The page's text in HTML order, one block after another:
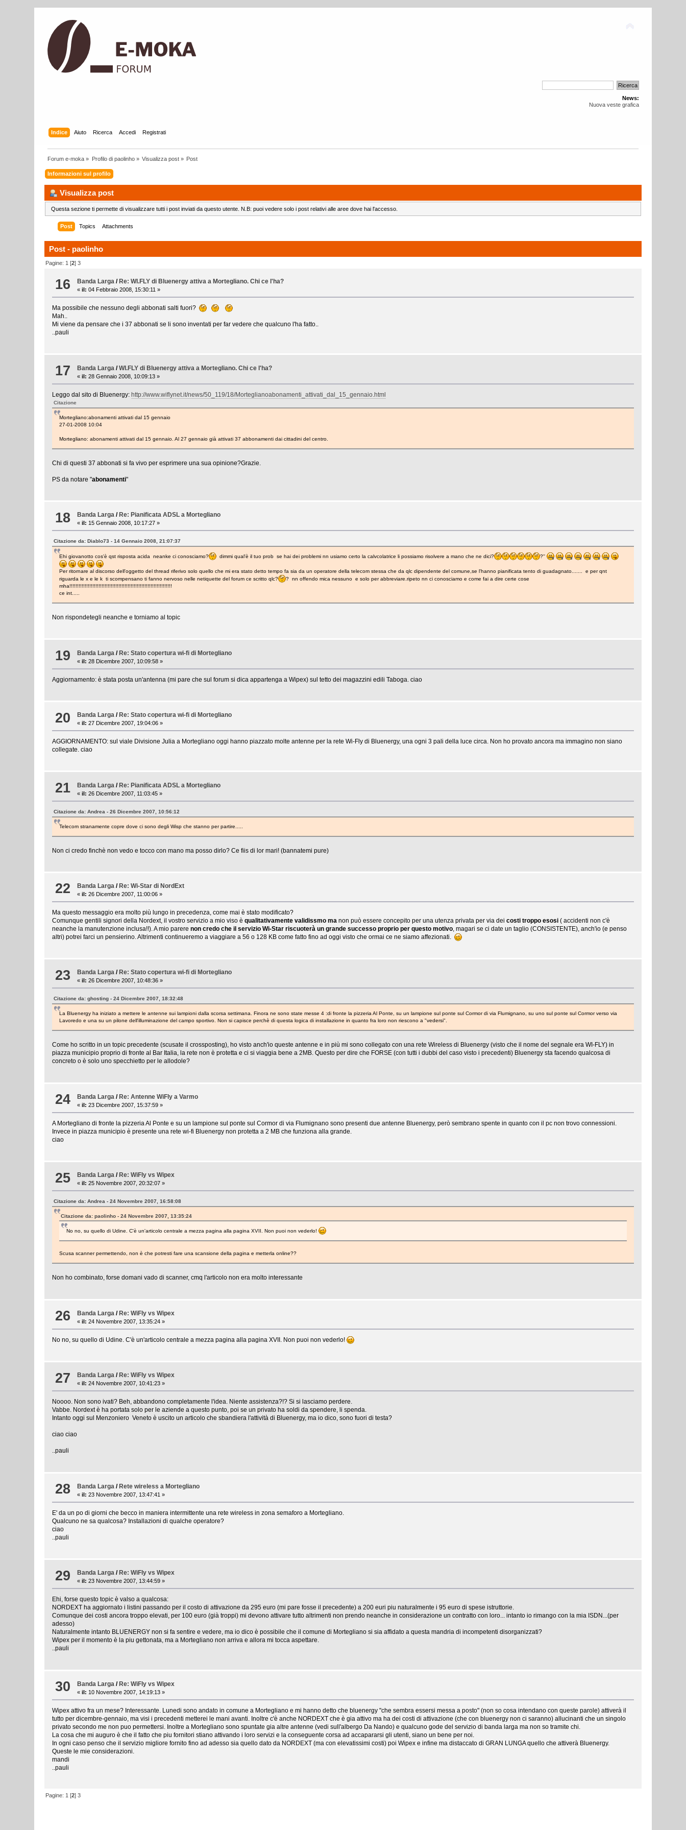
News:
Nuova veste grafica
Indice Aiuto Ricerca Accedi Registrati
Forum e-moka » Profilo di paolinho» Visualizza post » Post
Informazioni sul profilo
Visualizza post
Questa sezione ti permette di visualizzare tutti i post inviati da questo utente. N.B: puoi vedere solo i post relativi alle aree dove hai l'accesso.
Post Topics Attachments
Post - paolinho
Pagine: 1 [2]3
16 Banda Larga / Re: WI.FLY di Bluenergy attiva a Mortegliano. Chi ce l'ha?
«il: 04 Febbraio 2008, 15:30:11 »
Ma possibile che nessuno degli abbonati salti fuori?
Mah..
Mi viene da pensare che i 37 abbonati se li sono inventati per far vedere che qualcuno l'ha fatto..
..pauli
17 Banda Larga /WI.FLY di Bluenergy attiva a Mortegliano. Chi ce l'ha?
«il: 28 Gennaio 2008, 10:09:13 »
Leggo dal sito di Bluenergy:http://www.wiflynet.it/news/50_119/18/Morteglianoabonamenti_attivati_dal_15_gennaio.html
Citazione
Mortegliano:abonamenti attivati dal 15 gennaio
27-01-2008 10:04
Mortegliano: abonamenti attivati dal 15 gennaio. Al 27 gennaio già attivati 37 abbonamenti dai cittadini del centro.
Chi di questi 37 abbonati si fa vivo per esprimere una sua opinione?Grazie.
PS da notare "abonamenti"
18 Banda Larga / Re: Pianificata ADSL a Mortegliano
«il: 15 Gennaio 2008, 10:17:27 »
Citazione da: Diablo73 - 14 Gennaio 2008, 21:07:37
Ehi giovanotto cos'è qst risposta acida neanke ci conosciamo? dimmi qual'è il tuo prob se hai dei problemi nn usiamo certo la calvcolatrice li possiamo risolvere a mano che ne dici? ?''
Per ritornare al discorso dell'oggetto del thread riferivo solo quello che mi era stato detto tempo fa sia da un operatore della telecom stessa che da qlc dipendente del comune,se l'hanno pianificata tento di guadagnato....... e per qnt
riguarda le x e le k ti scompensano ti fanno nervoso nelle netiquette del forum ce scritto qlc?
? nn offendo mica nessuno e solo per abbreviare.ripeto nn ci conosciamo e come fai a dire certe cose
mha!!!!!!!!!!!!!!!!!!!!!!!!!!!!!!!!!!!!!!!!!!!!!!!!!!!!!!!!!!!!!!!!!!!
ce int.....
Non rispondetegli neanche e torniamo al topic
19 Banda Larga /Re: Stato copertura wi-fi di Mortegliano
«il: 28 Dicembre 2007, 10:09:58 »
Aggiornamento: è stata posta un'antenna (mi pare che sul forum si dica appartenga a Wipex) sul tetto dei magazzini edili Taboga. ciao
20 Banda Larga / Re: Stato copertura wi-fi di Mortegliano
«il: 27 Dicembre 2007, 19:04:06 »
AGGIORNAMENTO: sul viale Divisione Julia a Mortegliano oggi hanno piazzato molte antenne per la rete Wi-Fly di Bluenergy, una ogni 3 pali della luce circa. Non ho provato ancora ma immagino non siano
collegate. ciao
21 Banda Larga /Re: Pianificata ADSL a Mortegliano
«il: 26 Dicembre 2007, 11:03:45 »
Citazione da: Andrea - 26 Dicembre 2007, 10:56:12
Telecom stranamente copre dove ci sono degli Wisp che stanno per partire.....
Non ci credo finchè non vedo e tocco con mano ma posso dirlo? Ce fiis di lor mari! (bannatemi pure)
22 Banda Larga / Re: Wi-Star di NordExt
«il: 26 Dicembre 2007, 11:00:06 »
Ma questo messaggio era molto più lungo in precedenza, come mai è stato modificato?
Comunque gentili signori della Nordext, il vostro servizio a mio viso èqualitativamente validissmo manon può essere concepito per una utenza privata per via dei costi troppo esosi ( accidenti non c'è
neanche la manutenzione inclusa!!). A mio parerenon credo che il servizio Wi-Star riscuoterà un grande successo proprio per questo motivo, magari se ci date un taglio (CONSISTENTE), anch'io (e penso
altri) potrei farci un pensierino. Altrimenti continueremo a viaggiare a 56 o 128 KB come fatto fino ad oggi visto che ormai ce ne siamo affezionati.
23 Banda Larga / Re: Stato copertura wi-fi di Mortegliano
«il: 26 Dicembre 2007, 10:48:36 »
Citazione da: ghosting - 24 Dicembre 2007, 18:32:48
La Bluenergy ha iniziato a mettere le antenne sui lampioni dalla scorsa settimana. Finora ne sono state messe 4 :di fronte la pizzeria Al Ponte, su un lampione sul ponte sul Cormor di via Flumignano, su uno sul ponte sul Cormor verso via
Lavoredo e una su un pilone dell'illuminazione del campo sportivo. Non si capisce perchè di questa logica di installazione in quanto fra loro non riescono a "vedersi".
Come ho scritto in un topic precedente (scusate il crossposting), ho visto anch'io queste antenne e in più mi sono collegato con una rete Wireless di Bluenergy (visto che il nome del segnale era WI-FLY) in
piazza municipio proprio di fronte al Bar Italia, la rete non è protetta e ci si viaggia bene a 2MB. Questo per dire che FORSE (con tutti i dubbi del caso visto i precedenti) Bluenergy sta facendo qualcosa di
concreto o è solo uno specchietto per le allodole?
24 Banda Larga / Re: Antenne WiFly a Varmo
«il: 23 Dicembre 2007, 15:37:59 »
A Mortegliano di fronte la pizzeria Al Ponte e su un lampione sul ponte sul Cormor di via Flumignano sono presenti due antenne Bluenergy, però sembrano spente in quanto con il pc non trovo connessioni.
Invece in piazza municipio è presente una rete wi-fi Bluenergy non protetta a 2 MB che funziona alla grande.
ciao
25 Banda Larga / Re: WiFly vs Wipex
«il: 25 Novembre 2007, 20:32:07 »
Citazione da: Andrea - 24 Novembre 2007, 16:58:08
Citazione da: paolinho - 24 Novembre 2007, 13:35:24
No no, su quello di Udine. C'è un'articolo centrale a mezza pagina alla pagina XVII. Non puoi non vederlo!
Scusa scanner permettendo, non è che potresti fare una scansione della pagina e metterla online??
Non ho combinato, forse domani vado di scanner, cmq l'articolo non era molto interessante
26 Banda Larga /Re: WiFly vs Wipex
«il: 24 Novembre 2007, 13:35:24 »
No no, su quello di Udine. C'è un'articolo centrale a mezza pagina alla pagina XVII. Non puoi non vederlo!
27 Banda Larga / Re: WiFly vs Wipex
«il: 24 Novembre 2007, 10:41:23 »
Noooo. Non sono ivati? Beh, abbandono completamente l'idea. Niente assistenza?!? Si si lasciamo perdere.
Vabbe. Nordext è ha portata solo per le aziende a questo punto, poi se un privato ha soldi da spendere, li spenda.
Intanto oggi sul Menzoniero Veneto è uscito un articolo che sbandiera l'attività di Bluenergy, ma io dico, sono fuori di testa?
ciao ciao
..pauli
28 Banda Larga /Rete wireless a Mortegliano
«il: 23 Novembre 2007, 13:47:41 »
E' da un po di giorni che becco in maniera intermittente una rete wireless in zona semaforo a Mortegliano.
Qualcuno ne sa qualcosa? Installazioni di qualche operatore?
ciao
..pauli
29 Banda Larga / Re: WiFly vs Wipex
«il: 23 Novembre 2007, 13:44:59 »
Ehi, forse questo topic è valso a qualcosa:
NORDEXT ha aggiornato i listini passando per il costo di attivazione da 295 euro (mi pare fosse il precedente) a 200 euri piu naturalmente i 95 euro di spese istruttorie.
Comunque dei costi ancora troppo elevati, per 100 euro (già troppi) mi devono attivare tutto altrimenti non prendo neanche in considerazione un contratto con loro... intanto io rimango con la mia ISDN...(per
adesso)
Naturalmente intanto BLUENERGY non si fa sentire e vedere, ma io dico è possibile che il comune di Mortegliano si sia affidato a questa mandria di incompetenti disorganizzati?
Wipex per il momento è la piu gettonata, ma a Mortegliano non arriva e allora mi tocca aspettare.
..pauli
30 Banda Larga /Re: WiFly vs Wipex
«il: 10 Novembre 2007, 14:19:13 »
Wipex attivo fra un mese? Interessante. Lunedi sono andato in comune a Mortegliano e mi hanno detto che bluenergy "che sembra essersi messa a posto" (non so cosa intendano con queste parole) attiverà il
tutto per dicembre-gennaio, ma visi i precedenti metterei le mani avanti. Inoltre c'è anche NORDEXT che è gia attivo ma ha dei costi di attivazione (che con bluenergy non ci saranno) allucinanti che un singolo
privato secondo me non puo permettersi. Inoltre a Mortegliano sono spuntate gia altre antenne (vedi sull'albergo Da Nando) e qualcuno gode del servizio di banda larga ma non so tramite chi.
La cosa che mi auguro è che il fatto che piu fornitori stiano attivando i loro servizi e la conseguente corsa ad accapararsi gli utenti, siano un bene per noi.
In ogni caso penso che il servizio migliore fornito fino ad adesso sia quello dato da NORDEXT (ma con elevatissimi costi) poi Wipex e infine ma distaccato di GRAN LUNGA quello che attiverà Bluenergy.
Queste le mie considerazioni.
mandi
..pauli
Pagine: 1 [2]3